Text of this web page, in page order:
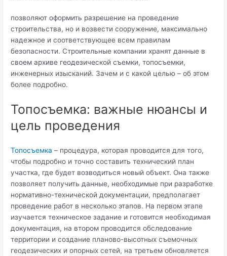
позволяют оформить разрешение на проведение
строительства, но и возвести сооружение, максимально
надежное и соответствующее всем правилам
безопасности. Строительные компании хранят данные в
своем архиве геодезической съемки, топосъемки,
инженерных изысканий. Зачем и с какой целью – об этом
более подробно.
Топосъемка: важные нюансы и
цель проведения
Топосъемка – процедура, которая проводится для того,
чтобы подробно и точно составить технический план
участка, где будет возводиться новый объект. Она также
позволяет получить данные, необходимые при разработке
нормативно-технической документации, предполагает
проведение работ в несколько этапов. На первом этапе
изучается техническое задание и готовится необходимая
документация, на втором проводится обследование
территории и создание планово-высотных съемочных
геодезических и опорных сетей, на третьем обновляется